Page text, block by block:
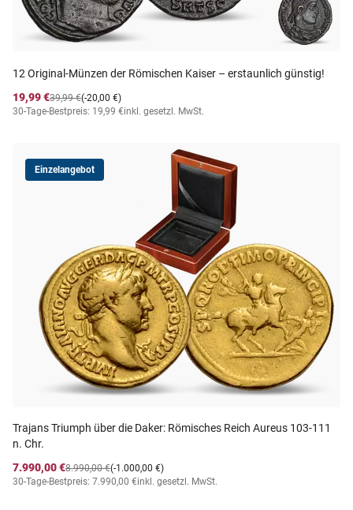
12 Original-Münzen der Römischen Kaiser – erstaunlich günstig!
19,99 €
(-20,00 €)
39,99 €
30-Tage-Bestpreis: 19,99 €inkl. gesetzl. MwSt.
Einzelangebot
Trajans Triumph über die Daker: Römisches Reich Aureus 103-111
n. Chr.
7.990,00 €
(-1.000,00 €)
8.990,00 €
30-Tage-Bestpreis: 7.990,00 €inkl. gesetzl. MwSt.